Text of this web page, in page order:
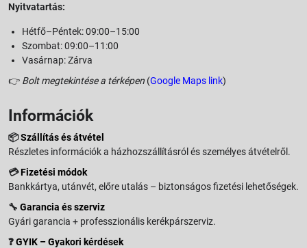
Nyitvatartás:
Hétfő–Péntek: 09:00–15:00
Szombat: 09:00–11:00
Vasárnap: Zárva
👉 Bolt megtekintése a térképen (Google Maps link)
Információk
📦Szállítás és átvétel
Részletes információk a házhozszállításról és személyes átvételről.
💳Fizetési módok
Bankkártya, utánvét, előre utalás – biztonságos fizetési lehetőségek.
🔧 Garancia és szerviz
Gyári garancia + professzionális kerékpárszerviz.
❓GYIK – Gyakori kérdések